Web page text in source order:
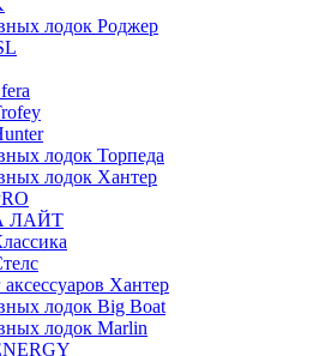
лодок Роджер
лодок Торпеда
лодок Хантер
ЛАЙТ
аксессуаров Хантер
лодок Big Boat
лодок Marlin